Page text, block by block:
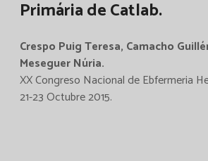
Primária de Catlab.
Crespo Puig Teresa, Camacho
Meseguer Núria.
XX Congreso Nacional de Ebfermeria
21-23 Octubre 2015.